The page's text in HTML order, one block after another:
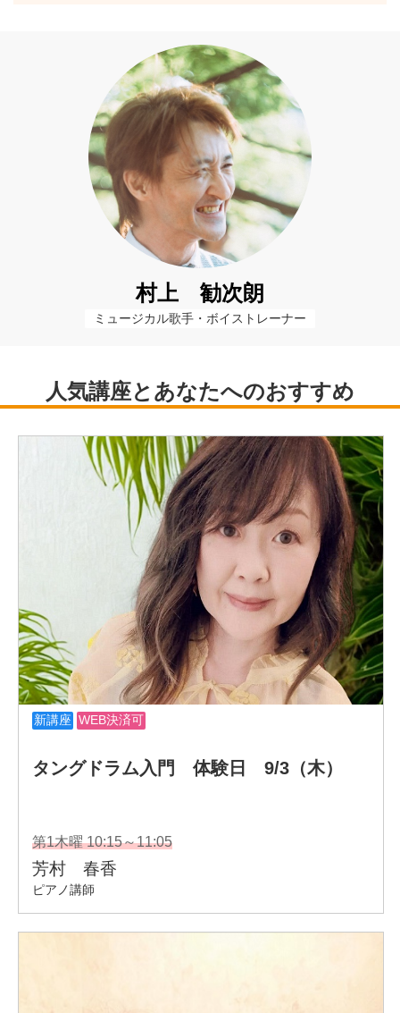
村上 勧次朗
ミュージカル歌手・ボイストレーナー